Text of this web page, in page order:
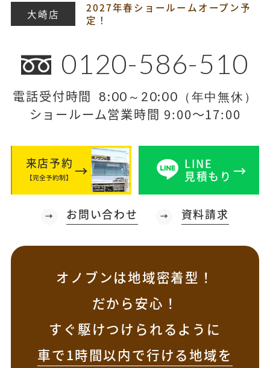
大崎店
2027年春ショールームオープン予
定！
0120-586-510
電話受付時間 8:00～20:00（年中無休）
ショールーム営業時間 9:00～17:00
来店予約
【完全予約制】
LINE
見積もり
お問い合わせ 資料請求
オノブンは地域密着型！
だから安心！
すぐ駆けつけられるように
車で1時間以内で行ける地域を